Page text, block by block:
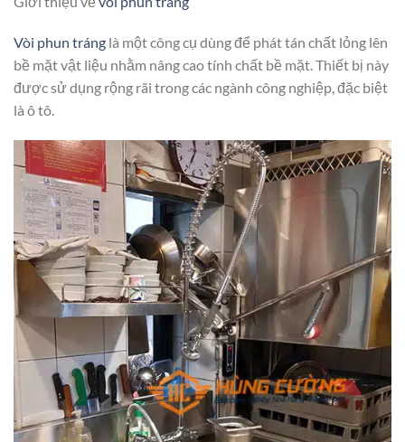
Vòi phun tráng là một công cụ dùng để phát tán chất lỏng lên
bề mặt vật liệu nhằm nâng cao tính chất bề mặt. Thiết bị này
được sử dụng rộng rãi trong các ngành công nghiệp, đặc biệt
là ô tô.